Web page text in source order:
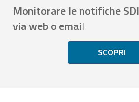
Monitorare le notifiche SDI
via web o email
SCOPRI